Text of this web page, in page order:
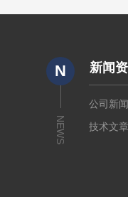
N
NEWS
新闻
公司新
技术文